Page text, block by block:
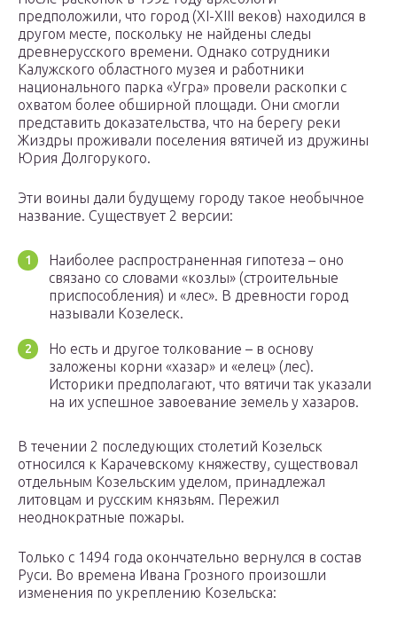
предположили, что город (XI-XIII веков) находился в
другом месте, поскольку не найдены следы
древнерусского времени. Однако сотрудники
Калужского областного музея и работники
национального парка «Угра» провели раскопки с
охватом более обширной площади. Они смогли
представить доказательства, что на берегу реки
Жиздры проживали поселения вятичей из дружины
Юрия Долгорукого.
Эти воины дали будущему городу такое необычное
название. Существует 2 версии:
Наиболее распространенная гипотеза – оно
связано со словами «козлы» (строительные
приспособления) и «лес». В древности город
называли Козелеск.
Но есть и другое толкование – в основу
заложены корни «хазар» и «елец» (лес).
Историки предполагают, что вятичи так указали
на их успешное завоевание земель у хазаров.
В течении 2 последующих столетий Козельск
относился к Карачевскому княжеству, существовал
отдельным Козельским уделом, принадлежал
литовцам и русским князьям. Пережил
неоднократные пожары.
Только с 1494 года окончательно вернулся в состав
Руси. Во времена Ивана Грозного произошли
изменения по укреплению Козельска: